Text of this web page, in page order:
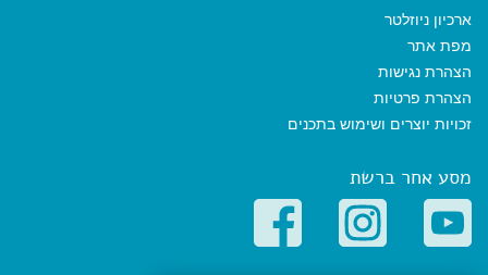
ארכיון ניוזלטר
מפת אתר
הצהרת נגישות
הצהרת פרטיות
זכויות יוצרים ושימוש בתכנים
מסע אחר ברשת